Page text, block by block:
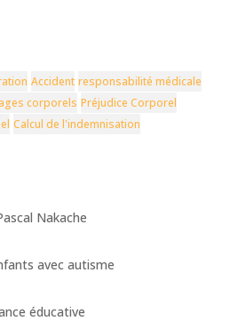
Accident responsabilité médicale
corporels Préjudice Corporel
Calcul de l'indemnisation
Nakache
avec autisme
éducative